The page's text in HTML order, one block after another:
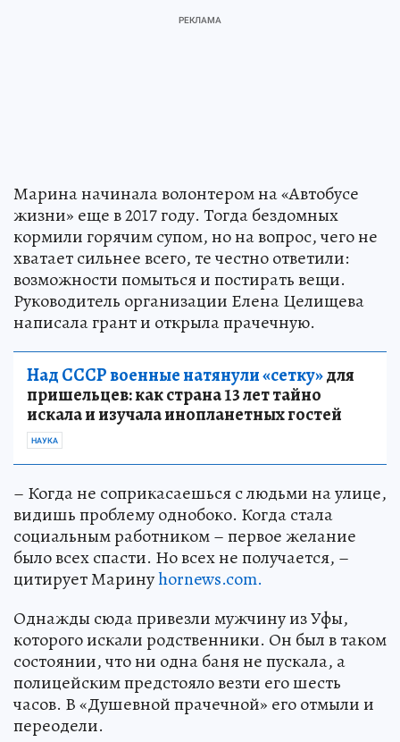
Марина начинала волонтером на «Автобусе
жизни» еще в 2017 году. Тогда бездомных
кормили горячим супом, но на вопрос, чего не
хватает сильнее всего, те честно ответили:
возможности помыться и постирать вещи.
Руководитель организации Елена Целищева
написала грант и открыла прачечную.
Над СССР военные натянули «сетку»для
пришельцев: как страна 13 лет тайно
искала и изучала инопланетных гостей
НАУКА
– Когда не соприкасаешься с людьми на улице,
видишь проблему однобоко. Когда стала
социальным работником – первое желание
было всех спасти. Но всех не получается, –
цитирует Маринуhornews.com.
Однажды сюда привезли мужчину из Уфы,
которого искали родственники. Он был в таком
состоянии, что ни одна баня не пускала, а
полицейским предстояло везти его шесть
часов. В «Душевной прачечной» его отмыли и
переодели.